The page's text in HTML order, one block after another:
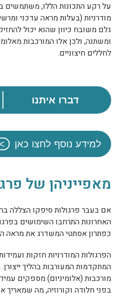
על רקע התכונות הללו, משתמשים
מודרניות (בעלות מראה עדכני
גלם משובח כיוון שהוא יכול
ומשתנה, ולכן אלו המורכבות
לחללים חיצוניים.
דברו איתנו
למידע נוסף לחצו כאן
מאפייניהן של
אם בעבר פרגולות סיפקו הצללה
האחרונות התרחבו השימושים
כפתרון אסתטי המשדרג את מראה
הפרגולות המודרניות חזקות
המתקדמות המעורבות בהליך
מורכבות (אלומיניום) מספקים
בפני חלודה וקורוזיה, מה שמאריך